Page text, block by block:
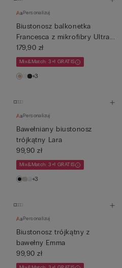
Personalizuj
Biustonosz balkonetka
Francesca z mikrofibry Ultra...
179,90 zł
Mix&Match: 3+1 GRATIS
+3
Personalizuj
Bawełniany biustonosz
trójkątny Lara
99,90 zł
Mix&Match: 3+1 GRATIS
+3
Personalizuj
Biustonosz trójkątny z
bawełny Emma
99,90 zł